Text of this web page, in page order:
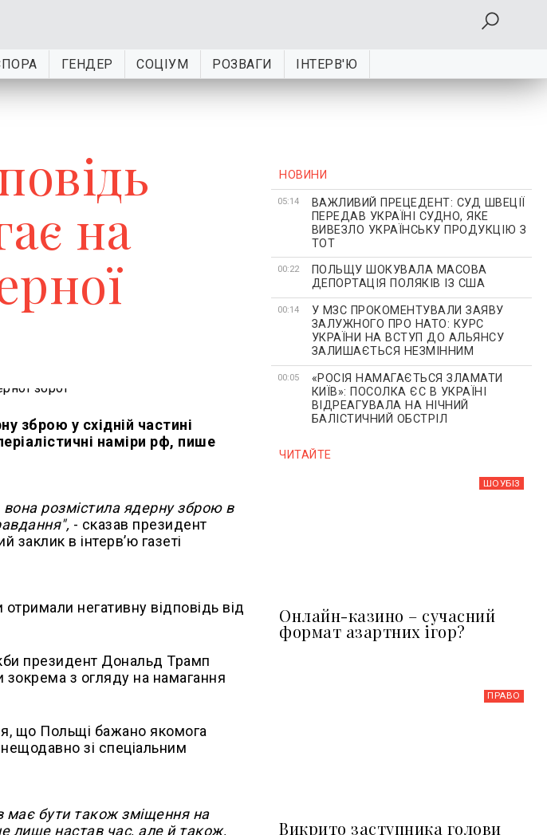
ГЕНДЕР СОЦІУМ РОЗВАГИ ІНТЕРВ'Ю
на
зброю у східній частині
наміри рф, пише
розмістила ядерну зброю в
- сказав президент
в інтерв’ю газеті
негативну відповідь від
президент Дональд Трамп
зокрема з огляду на намагання
що Польщі бажано якомога
зі спеціальним
має бути також зміщення на
лише настав час, але й також,
НОВИНИ
05:14
ВАЖЛИВИЙ ПРЕЦЕДЕНТ: СУД ШВЕЦІЇ
ПЕРЕДАВ УКРАЇНІ СУДНО, ЯКЕ
ВИВЕЗЛО УКРАЇНСЬКУ ПРОДУКЦІЮ З
ТОТ
00:22
ПОЛЬЩУ ШОКУВАЛА МАСОВА
ДЕПОРТАЦІЯ ПОЛЯКІВ ІЗ США
00:14
У МЗС ПРОКОМЕНТУВАЛИ ЗАЯВУ
ЗАЛУЖНОГО ПРО НАТО: КУРС
УКРАЇНИ НА ВСТУП ДО АЛЬЯНСУ
ЗАЛИШАЄТЬСЯ НЕЗМІННИМ
00:05
«РОСІЯ НАМАГАЄТЬСЯ ЗЛАМАТИ
КИЇВ»: ПОСОЛКА ЄС В УКРАЇНІ
ВІДРЕАГУВАЛА НА НІЧНИЙ
БАЛІСТИЧНИЙ ОБСТРІЛ
ЧИТАЙТЕ
ШОУБIЗ
Онлайн-казино – сучасний
формат азартних ігор?
ПРАВО
Викрито заступника голови